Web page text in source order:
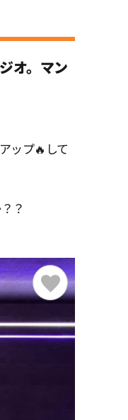
オ。マン
ップ🔥して
？